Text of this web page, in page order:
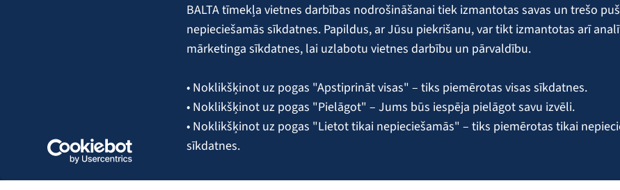
BALTA tīmekļa vietnes darbības nodrošināšanai tiek izmantotas savas un trešo
nepieciešamās sīkdatnes. Papildus, ar Jūsu piekrišanu, var tikt izmantotas arī
mārketinga sīkdatnes, lai uzlabotu vietnes darbību un pārvaldību.
• Noklikšķinot uz pogas "Apstiprināt visas" – tiks piemērotas visas sīkdatnes.
• Noklikšķinot uz pogas "Pielāgot" – Jums būs iespēja pielāgot savu izvēli.
• Noklikšķinot uz pogas "Lietot tikai nepieciešamās" – tiks piemērotas tikai
sīkdatnes.
Plašāka informācija par sīkdatņu pārvaldību ir pieejama BALTAsīkdatņu politikā.
Lauksaimniecība
Kravas
Garantijas, galvojumi un nodrošinājumi